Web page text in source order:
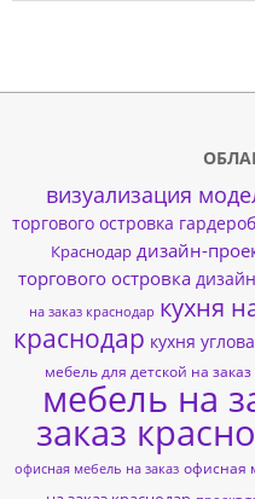
визуализация
торгового островка
Краснодар дизайн-
торгового островка
на заказ краснодар кухня
краснодар кухня
мебель для детской на
мебель на
заказ
офисная мебель на заказ офисная